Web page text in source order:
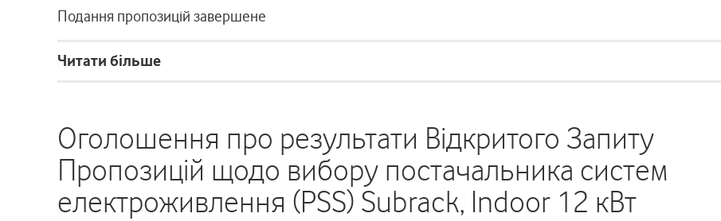
Подання пропозицій завершене
Читати більше
Оголошення про результати Відкритого Запиту
Пропозицій щодо вибору постачальника систем
електроживлення (PSS) Subrack, Indoor 12 кВт